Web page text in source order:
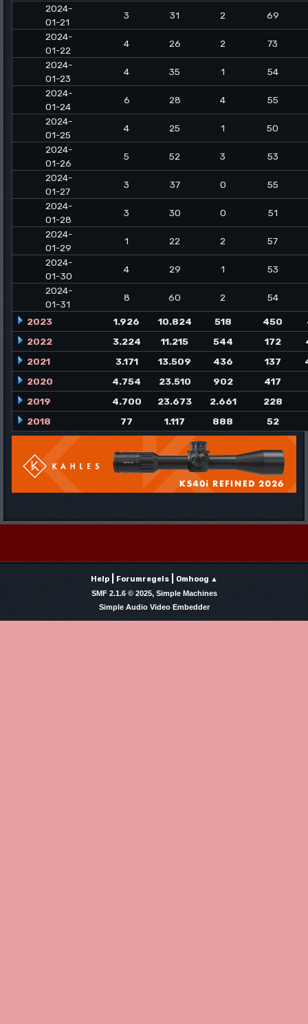
2024-
01-21
3 31 2
69
2024-
01-22
4 26 2
73
2024-
01-23
4 35 1
54
2024-
01-24
6 28 4
55
2024-
01-25
4 25 1
50
2024-
01-26
5 52 3
53
2024-
01-27
3 37 0
55
2024-
01-28
3 30 0
51
2024-
01-29
1 22 2
57
2024-
01-30
4 29 1
53
2024-
01-31
8 60 2 54
2023 1.926 10.824 518 450
2022
3.224 11.215 544 172
2021
3.171 13.509 436 137
2020
4.754 23.510 902
417
2019
4.700 23.673 2.661
228
2018
77 1.117 888 52
Help| Forumregels| Omhoog ▲
SMF 2.1.6 © 2025, Simple Machines
Simple Audio Video Embedder